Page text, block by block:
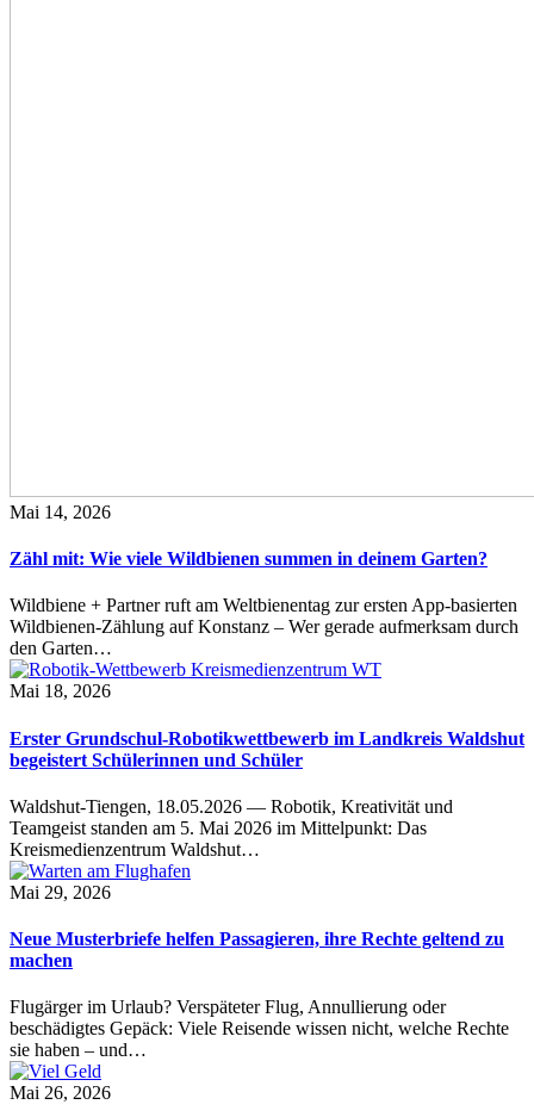
Mai 14, 2026
Zähl mit: Wie viele Wildbienen summen in deinem Garten?
Wildbiene + Partner ruft am Weltbienentag zur ersten App-basierten
Wildbienen-Zählung auf Konstanz – Wer gerade aufmerksam durch
den Garten…
Mai 18, 2026
Erster Grundschul-Robotikwettbewerb im Landkreis Waldshut
begeistert Schülerinnen und Schüler
Waldshut-Tiengen, 18.05.2026 — Robotik, Kreativität und
Teamgeist standen am 5. Mai 2026 im Mittelpunkt: Das
Kreismedienzentrum Waldshut…
Mai 29, 2026
Neue Musterbriefe helfen Passagieren, ihre Rechte geltend zu
machen
Flugärger im Urlaub? Verspäteter Flug, Annullierung oder
beschädigtes Gepäck: Viele Reisende wissen nicht, welche Rechte
sie haben – und…
Mai 26, 2026